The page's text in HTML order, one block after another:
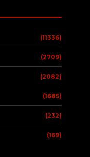
(11336)
(2709)
(2082)
(1685)
(232)
(169)